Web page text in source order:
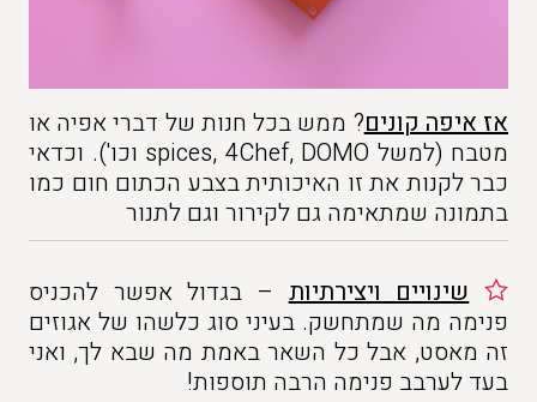
אז איפה קונים? ממש בכל חנות של דברי אפיה או
מטבח (למשל spices, 4Chef, DOMO וכו'). וכדאי
כבר לקנות את זו האיכותית בצבע הכתום חום כמו
בתמונה שמתאימה גם לקירור וגם לתנור
שינויים ויצירתיות– בגדול אפשר להכניס
פנימה מה שמתחשק. בעיני סוג כלשהו של אגוזים
זה מאסט, אבל כל השאר באמת מה שבא לך, ואני
בעד לערבב פנימה הרבה תוספות!